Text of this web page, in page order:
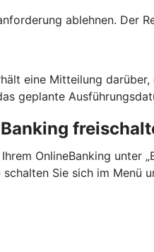
ablehnen. Der
eine Mitteilung
geplante
OnlineBanking
Sie sich im Menü